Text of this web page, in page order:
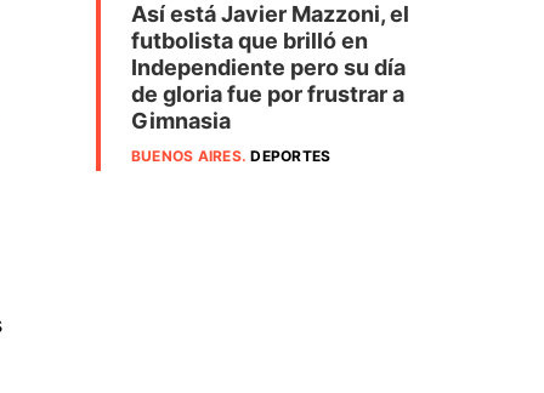
Así está Javier Mazzoni, el
futbolista que brilló en
Independiente pero su día
de gloria fue por frustrar a
Gimnasia
BUENOS AIRES.DEPORTES